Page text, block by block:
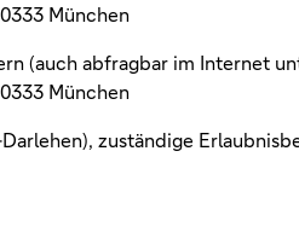
München
(auch abfragbar im Internet
München
zuständige